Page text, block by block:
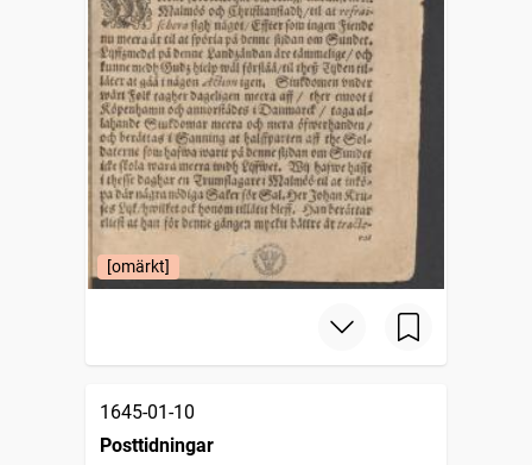
[omärkt]
1645-01-10
Posttidningar